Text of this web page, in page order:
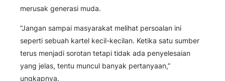
merusak generasi muda.
“Jangan sampai masyarakat melihat persoalan ini
seperti sebuah kartel kecil-kecilan. Ketika satu sumber
terus menjadi sorotan tetapi tidak ada penyelesaian
yang jelas, tentu muncul banyak pertanyaan,”
ungkapnya.